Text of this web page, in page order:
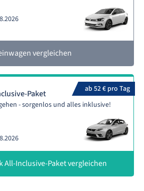
vergleichen
ab 52 € pro Tag
Paket
- sorgenlos und alles inklusive!
All-Inclusive-Paket vergleichen